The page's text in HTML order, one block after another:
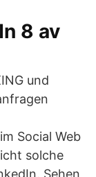
8 av
und
Social Web
solche
Sehen